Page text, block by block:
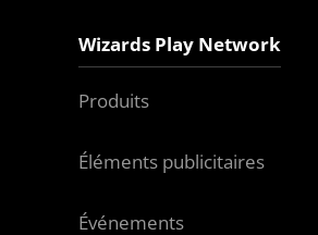
Wizards Play Network
Produits
Éléments publicitaires
Événements